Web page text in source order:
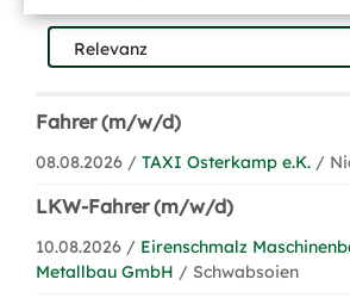
Fahrer (m/w/d)
08.08.2026 / TAXI Osterkamp e.K. /
LKW-Fahrer (m/w/d)
10.08.2026 / Eirenschmalz
Metallbau GmbH / Schwabsoien